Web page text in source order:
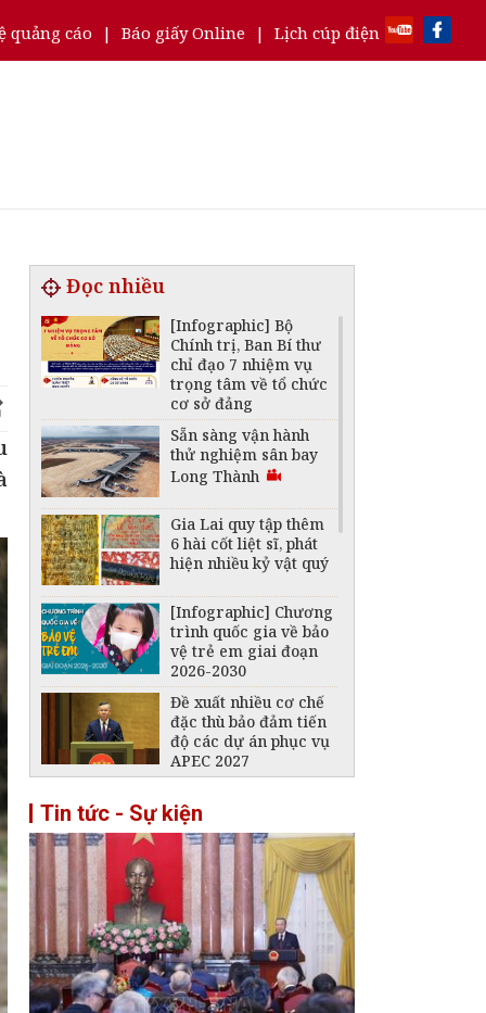
quảng cáo | Báo giấy Online | Lịch cúp điện
Đọc nhiều
[Infographic] Bộ
Chính trị, Ban Bí thư
chỉ đạo 7 nhiệm vụ
trọng tâm về tổ chức
cơ sở đảng
Sẵn sàng vận hành
thử nghiệm sân bay
Long Thành
Gia Lai quy tập thêm
6 hài cốt liệt sĩ, phát
hiện nhiều kỷ vật quý
[Infographic] Chương
trình quốc gia về bảo
vệ trẻ em giai đoạn
2026-2030
Đề xuất nhiều cơ chế
đặc thù bảo đảm tiến
độ các dự án phục vụ
APEC 2027
Thắng - Nhà lãnh đạo
mẫu mực của cách
mạng Việt Nam
An Giang dự hội nghị
ngoại giao, thúc đẩy
tư duy "kiến tạo" phục
vụ phát triển
[Infographic] Quy
định mới về tuyển
Tin tức - Sự kiện